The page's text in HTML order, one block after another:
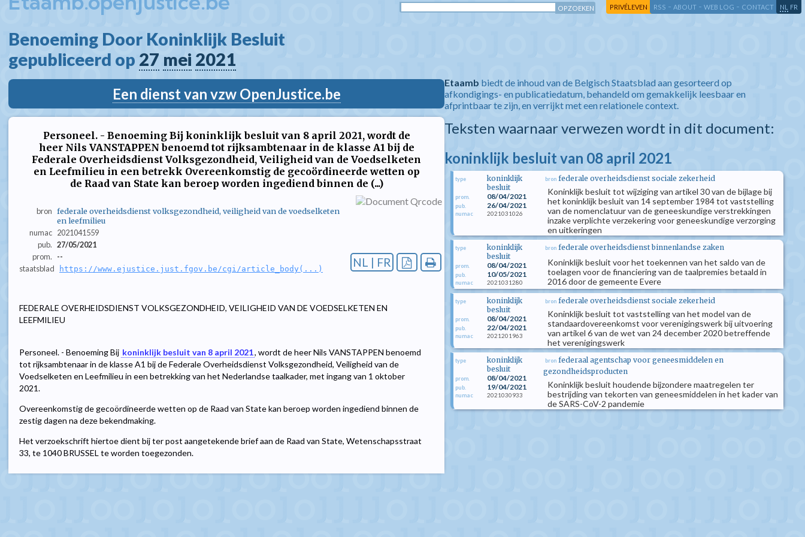
PRIVÉLEVEN RSS - ABOUT - WEB LOG - CONTACT NL FR
Benoeming Door Koninklijk Besluit
gepubliceerd op 27 mei 2021
Een dienst van vzw OpenJustice.be
Personeel. - Benoeming Bij koninklijk besluit van 8 april 2021, wordt de
heer Nils VANSTAPPEN benoemd tot rijksambtenaar in de klasse A1 bij de
Federale Overheidsdienst Volksgezondheid, Veiligheid van de Voedselketen
en Leefmilieu in een betrekk Overeenkomstig de gecoördineerde wetten op
de Raad van State kan beroep worden ingediend binnen de (...)
bron federale overheidsdienst volksgezondheid, veiligheid van de voedselketen
en leefmilieu
numac 2021041559
pub. 27/05/2021
prom.
--
staatsblad
https://www.ejustice.just.fgov.be/cgi/article_body(...) NL | FR
FEDERALE OVERHEIDSDIENST VOLKSGEZONDHEID, VEILIGHEID VAN DE VOEDSELKETEN EN
LEEFMILIEU
Personeel. - Benoeming Bij koninklijk besluit van 8 april 2021, wordt de heer Nils VANSTAPPEN benoemd
tot rijksambtenaar in de klasse A1 bij de Federale Overheidsdienst Volksgezondheid, Veiligheid van de
Voedselketen en Leefmilieu in een betrekking van het Nederlandse taalkader, met ingang van 1 oktober
2021.
Overeenkomstig de gecoördineerde wetten op de Raad van State kan beroep worden ingediend binnen de
zestig dagen na deze bekendmaking.
Het verzoekschrift hiertoe dient bij ter post aangetekende brief aan de Raad van State, Wetenschapsstraat
33, te 1040 BRUSSEL te worden toegezonden.
Etaamb biedt de inhoud van de Belgisch Staatsblad aan gesorteerd op
afkondigings- en publicatiedatum, behandeld om gemakkelijk leesbaar en
afprintbaar te zijn, en verrijkt met een relationele context.
Teksten waarnaar verwezen wordt in dit document:
koninklijk besluit van 08 april 2021
type
koninklijk
besluit
prom. 08/04/2021
pub. 26/04/2021
numac 2021031026
bron federale overheidsdienst sociale zekerheid
Koninklijk besluit tot wijziging van artikel 30 van de bijlage bij
het koninklijk besluit van 14 september 1984 tot vaststelling
van de nomenclatuur van de geneeskundige verstrekkingen
inzake verplichte verzekering voor geneeskundige verzorging
en uitkeringen
type
koninklijk
besluit
prom. 08/04/2021
pub. 10/05/2021
numac 2021031280
bron federale overheidsdienst binnenlandse zaken
Koninklijk besluit voor het toekennen van het saldo van de
toelagen voor de financiering van de taalpremies betaald in
2016 door de gemeente Evere
type
koninklijk
besluit
prom. 08/04/2021
pub. 22/04/2021
numac 2021201963
bron federale overheidsdienst sociale zekerheid
Koninklijk besluit tot vaststelling van het model van de
standaardovereenkomst voor verenigingswerk bij uitvoering
van artikel 6 van de wet van 24 december 2020 betreffende
het verenigingswerk
type
koninklijk
besluit
prom. 08/04/2021
pub. 19/04/2021
numac 2021030933
bron federaal agentschap voor geneesmiddelen en
gezondheidsproducten
Koninklijk besluit houdende bijzondere maatregelen ter
bestrijding van tekorten van geneesmiddelen in het kader van
de SARS-CoV-2 pandemie